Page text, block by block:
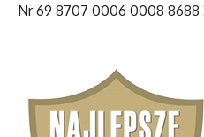
Nr 69 8707 0006 0008 8688